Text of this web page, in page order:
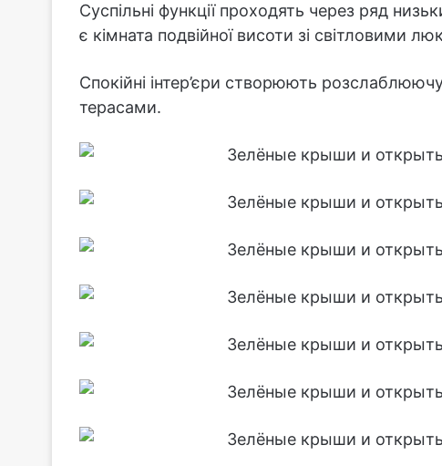
Суспільні функції проходять через ряд
є кімната подвійної висоти зі світловими
Спокійні інтер’єри створюють
терасами.